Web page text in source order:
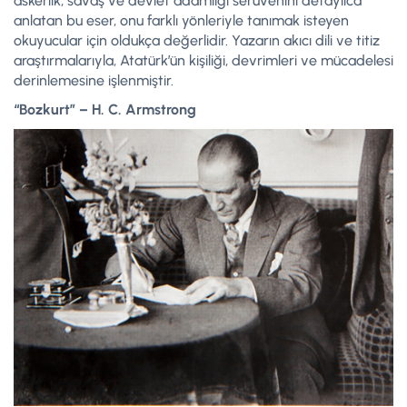
anlatan bu eser, onu farklı yönleriyle tanımak isteyen
okuyucular için oldukça değerlidir. Yazarın akıcı dili ve titiz
araştırmalarıyla, Atatürk’ün kişiliği, devrimleri ve mücadelesi
derinlemesine işlenmiştir.
“Bozkurt” – H. C. Armstrong